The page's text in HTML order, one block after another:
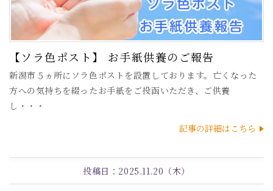
【ソラ色ポスト】 お手紙供養のご報告
新潟市５ヵ所にソラ色ポストを設置しております。亡くなった
方への気持ちを綴ったお手紙をご投函いただき、ご供養
し・・・
記事の詳細はこちら
投稿日： 2025.11.20（木）